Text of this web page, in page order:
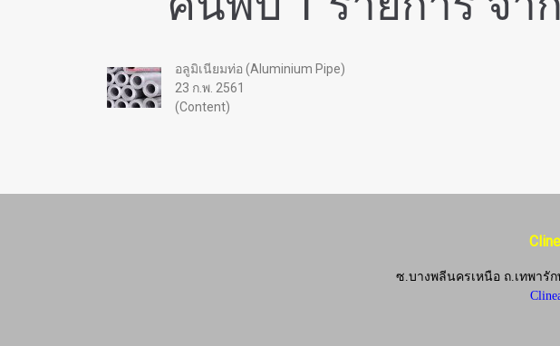
อลูมิเนียมท่อ (Aluminium Pipe)
23 ก.พ. 2561
(Content)
ซ.บางพลีนครเหนือ ถ.เทพารั